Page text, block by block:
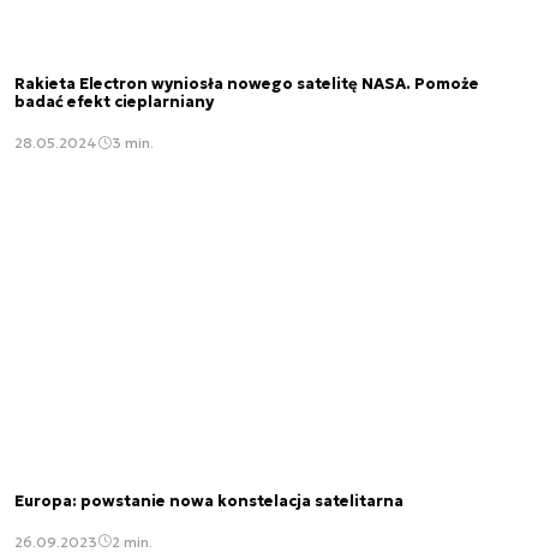
Rakieta Electron wyniosła nowego satelitę NASA. Pomoże
badać efekt cieplarniany
28.05.2024 3 min.
Europa: powstanie nowa konstelacja satelitarna
26.09.2023 2 min.